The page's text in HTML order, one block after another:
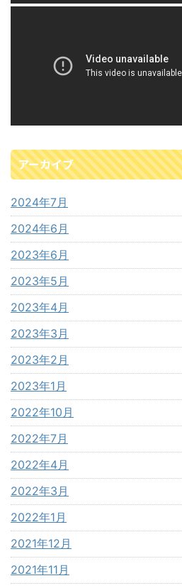
アーカイブ
2024年7月
2024年6月
2023年6月
2023年5月
2023年4月
2023年3月
2023年2月
2023年1月
2022年10月
2022年7月
2022年4月
2022年3月
2022年1月
2021年12月
2021年11月